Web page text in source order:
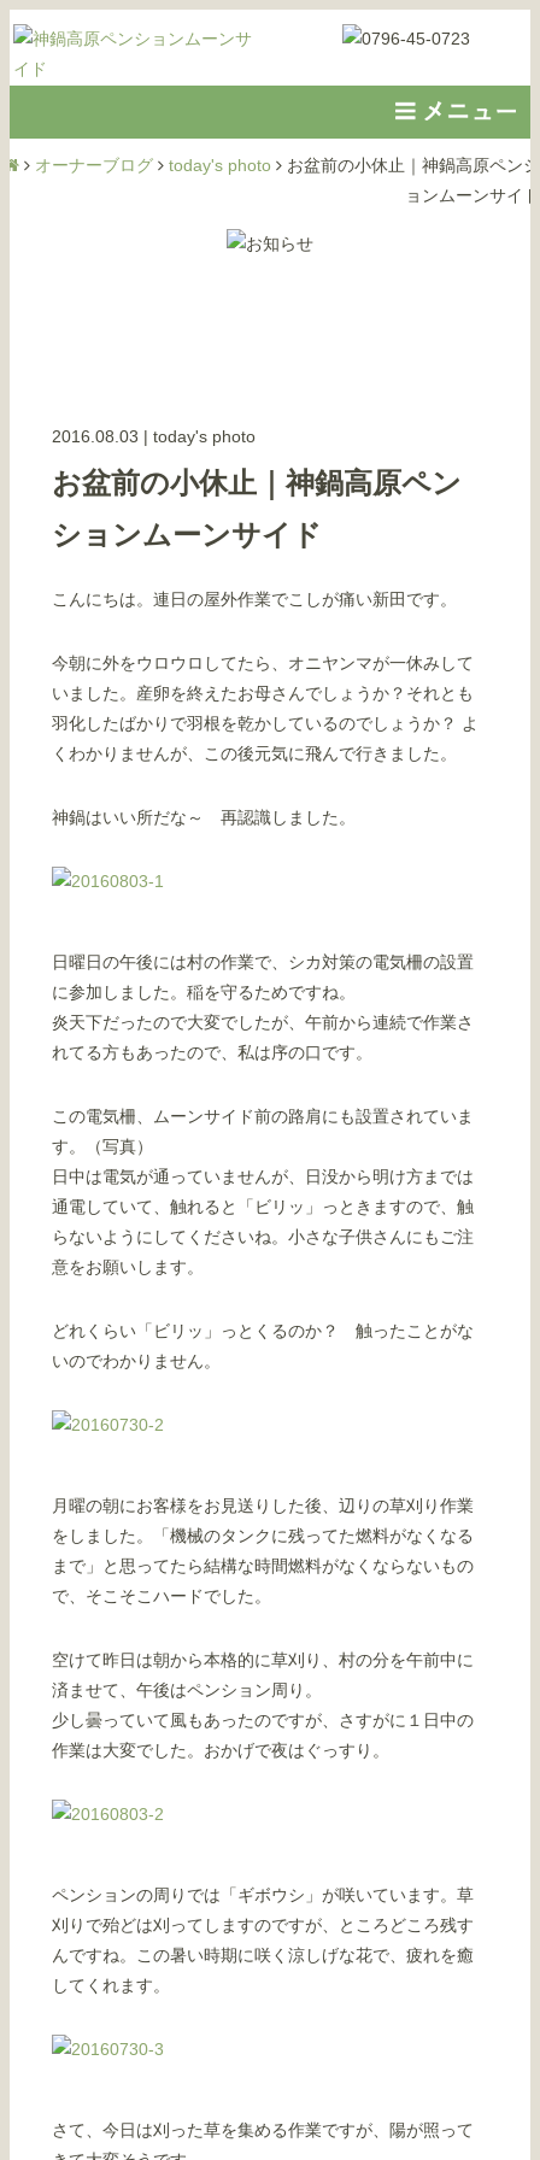
オーナーブログ today's photo
お盆前の小休止｜神鍋高原ペンシ
ョンムーンサイド
2016.08.03 | today's photo
お盆前の小休止｜神鍋高原ペン
ションムーンサイド
こんにちは。連日の屋外作業でこしが痛い新田です。
今朝に外をウロウロしてたら、オニヤンマが一休みして
いました。産卵を終えたお母さんでしょうか？それとも
羽化したばかりで羽根を乾かしているのでしょうか？ よ
くわかりませんが、この後元気に飛んで行きました。
神鍋はいい所だな～ 再認識しました。
日曜日の午後には村の作業で、シカ対策の電気柵の設置
に参加しました。稲を守るためですね。
炎天下だったので大変でしたが、午前から連続で作業さ
れてる方もあったので、私は序の口です。
この電気柵、ムーンサイド前の路肩にも設置されていま
す。（写真）
日中は電気が通っていませんが、日没から明け方までは
通電していて、触れると「ビリッ」っときますので、触
らないようにしてくださいね。小さな子供さんにもご注
意をお願いします。
どれくらい「ビリッ」っとくるのか？ 触ったことがな
いのでわかりません。
月曜の朝にお客様をお見送りした後、辺りの草刈り作業
をしました。「機械のタンクに残ってた燃料がなくなる
まで」と思ってたら結構な時間燃料がなくならないもの
で、そこそこハードでした。
空けて昨日は朝から本格的に草刈り、村の分を午前中に
済ませて、午後はペンション周り。
少し曇っていて風もあったのですが、さすがに１日中の
作業は大変でした。おかげで夜はぐっすり。
ペンションの周りでは「ギボウシ」が咲いています。草
刈りで殆どは刈ってしますのですが、ところどころ残す
んですね。この暑い時期に咲く涼しげな花で、疲れを癒
してくれます。
さて、今日は刈った草を集める作業ですが、陽が照って